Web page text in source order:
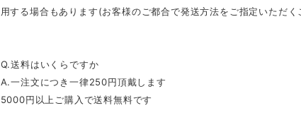
用する場合もあります(お客様のご都合で発送方法をご指定いただ
Q.送料はいくらですか
A.一注文につき一律250円頂戴します
5000円以上ご購入で送料無料です